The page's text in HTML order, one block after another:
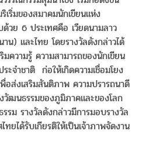
ริ่มของสมาคมนักเขียนแห่ง
วย 6 ประเทศคือ เวียดนามลาว
) และไทย โดยรางวัลดังกล่าวได้
ความรู้ ความสามารถของนักเขียน
จำชาติ ก่อให้เกิดความเชื่อมโยง
อส่งเสริมสันติภาพ ความปรารถนาดี
ฒนธรรมของภูมิภาคและของโลก
รม รางวัลดังกล่าวมีการมอบรางวัล
ยได้รับเกียรติให้เป็นเจ้าภาพจัดงาน